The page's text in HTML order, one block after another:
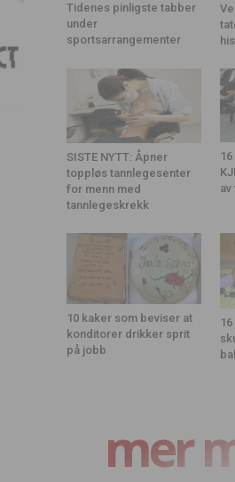
Tidenes pinligste tabber
under
sportsarrangementer
SISTE NYTT: Åpner
toppløs tannlegesenter
for menn med
tannlegeskrekk
av
10 kaker som beviser at
konditorer drikker sprit
på jobb
mer